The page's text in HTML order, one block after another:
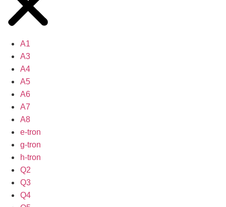
A1
A3
A4
A5
A6
A7
A8
e-tron
g-tron
h-tron
Q2
Q3
Q4